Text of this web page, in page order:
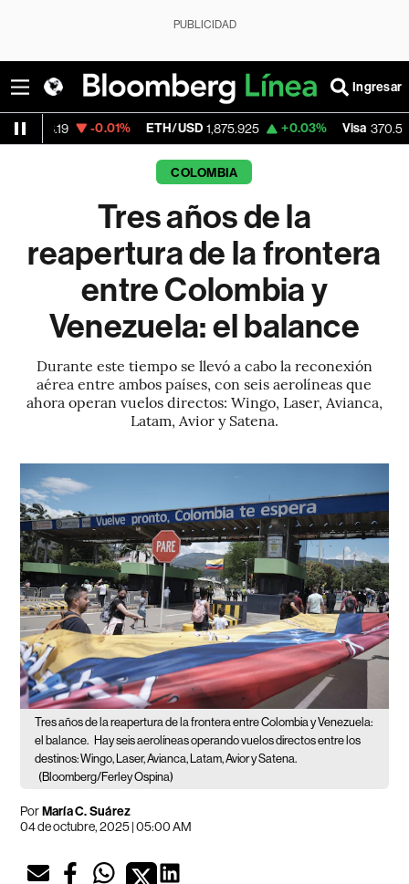
PUBLICIDAD
Ingresar
ETH/USD 1,875.925 +0.03% Visa 370.56 +0.26%
COLOMBIA
Tres años de la
reapertura de la frontera
entre Colombia y
Venezuela: el balance
Durante este tiempo se llevó a cabo la reconexión
aérea entre ambos países, con seis aerolíneas que
ahora operan vuelos directos: Wingo, Laser, Avianca,
Latam, Avior y Satena.
Tres años de la reapertura de la frontera entre Colombia y Venezuela:
el balance. Hay seis aerolíneas operando vuelos directos entre los
destinos: Wingo, Laser, Avianca, Latam, Avior y Satena.
(Bloomberg/Ferley Ospina)
PorMaría C. Suárez
04 de octubre, 2025 | 05:00 AM